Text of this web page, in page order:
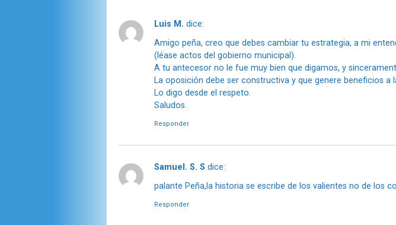
Luis M. dice:
Amigo peña, creo que debes cambiar tu estrategia, a mi
(léase actos del gobierno municipal).
A tu antecesor no le fue muy bien que digamos, y
La oposición debe ser constructiva y que genere beneficios a
Lo digo desde el respeto.
Saludos.
Responder
Samuel. S. S dice:
palante Peña,la historia se escribe de los valientes no de los
Responder